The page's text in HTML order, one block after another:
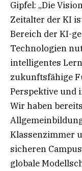
Gipfel: „Die
Zeitalter der KI
Bereich der KI-
Technologien
intelligentes
zukunftsfähige
Perspektive und
Wir haben
Klassenzimmer
sicheren
globale